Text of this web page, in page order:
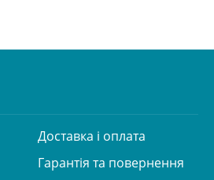
Доставка і оплата
Гарантія та повернення